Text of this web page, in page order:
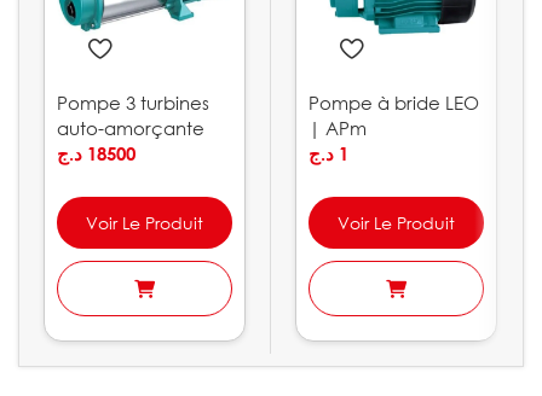
Pompe 3 turbines
auto-amorçante
LEO | ACSm100S
18500 د.ج
Voir Le Produit
Pompe à bride LEO
| APm
1 د.ج
Voir Le Produit